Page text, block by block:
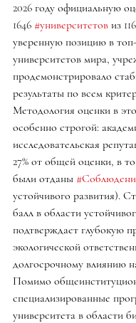
2026 году официальную
1646 #университетов из
уверенную позицию в
университетов мира,
продемонстрировало
результаты по всем
Методология оценки в
особенно строгой:
исследовательская
27% от общей оценки, в
были отданы
устойчивого развития).
балл в области
подтверждает глубокую
экологической
долгосрочному влиянию
Помимо
специализированные
университета в области